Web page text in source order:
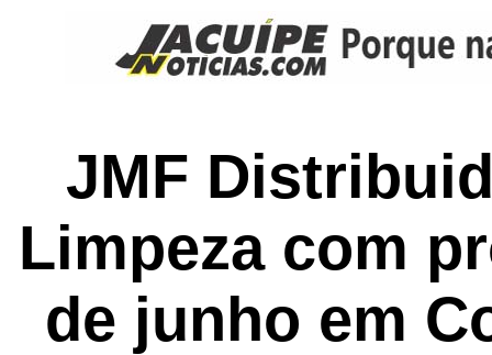
JMF
Limpeza com
de junho em